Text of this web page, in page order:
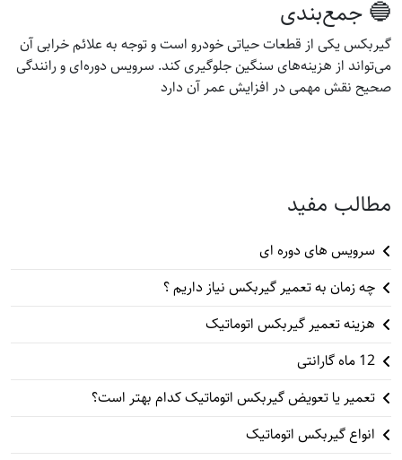
🔵 جمع‌بندی
گیربکس یکی از قطعات حیاتی خودرو است و توجه به علائم خرابی آن
می‌تواند از هزینه‌های سنگین جلوگیری کند. سرویس دوره‌ای و رانندگی
صحیح نقش مهمی در افزایش عمر آن دارد
مطالب مفید
سرویس های دوره ای
چه زمان به تعمیر گیربکس نیاز داریم ؟
هزینه تعمیر گیربکس اتوماتیک
12 ماه گارانتی
تعمیر یا تعویض گیربکس اتوماتیک کدام بهتر است؟
انواع گیربکس اتوماتیک